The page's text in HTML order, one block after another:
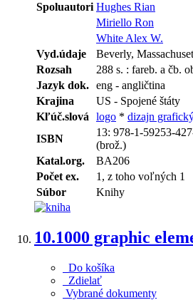
Spoluautori Hughes Rian
Miriello Ron
White Alex W.
Vyd.údaje
Beverly,
Rozsah
288 s. : fareb. a čb.
Jazyk dok. eng - angličtina
Krajina
US - Spojené štáty
Kľúč.slová
logo * dizajn
ISBN
13: 978-1-59253-
(brož.)
Katal.org.
BA206
Počet ex.
1, z toho voľných 1
Súbor
Knihy
10.1000 graphic
Do košíka
Zdielať
Vybrané dokumenty